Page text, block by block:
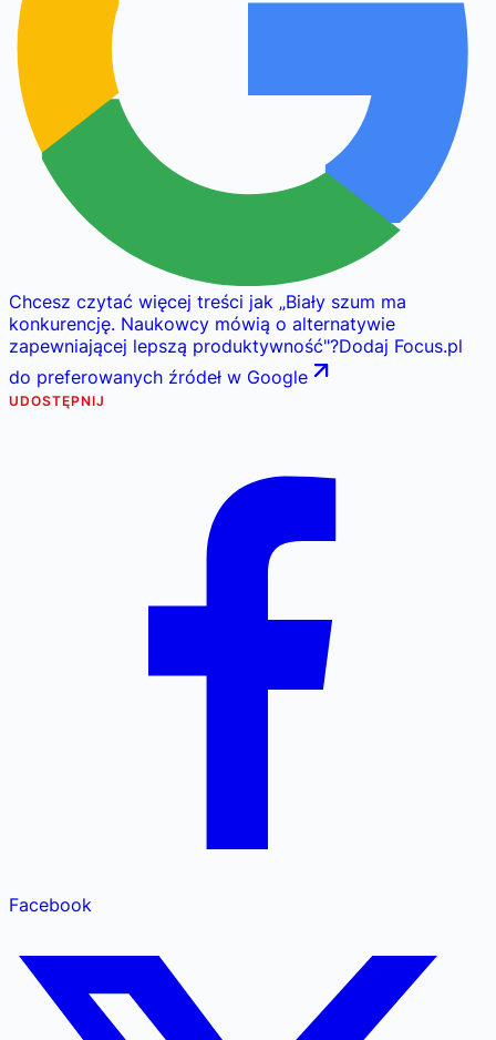
Chcesz czytać więcej treści jak „Biały szum ma
konkurencję. Naukowcy mówią o alternatywie
zapewniającej lepszą produktywność"?Dodaj Focus.pl
do preferowanych źródeł w Google
UDOSTĘPNIJ
Facebook